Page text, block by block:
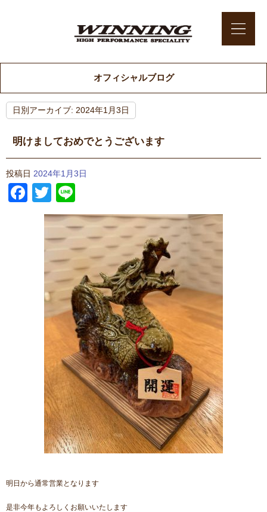
オフィシャルブログ
日別アーカイブ: 2024年1月3日
明けましておめでとうございます
投稿日 2024年1月3日
Facebook
Twitter
明日から通常営業となります
是非今年もよろしくお願いいたします